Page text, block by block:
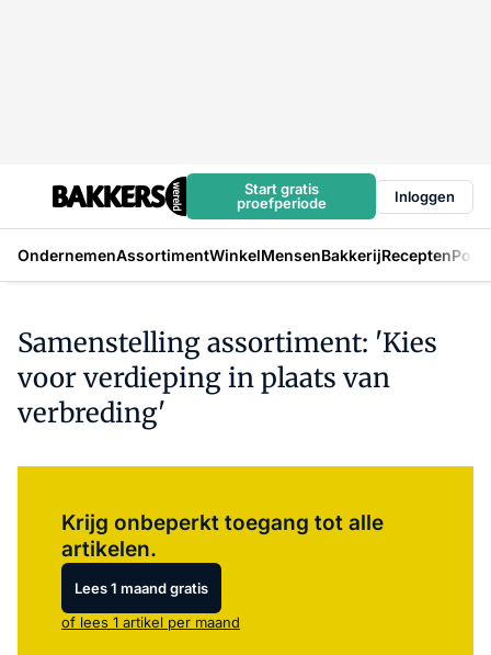
Start gratis
proefperiode
Inloggen
OndernemenAssortimentWinkelMensenBakkerijRecepten
Samenstelling assortiment: 'Kies
voor verdieping in plaats van
verbreding'
Krijg onbeperkt toegang tot alle
artikelen.
Lees 1 maand gratis
of lees 1 artikel per maand